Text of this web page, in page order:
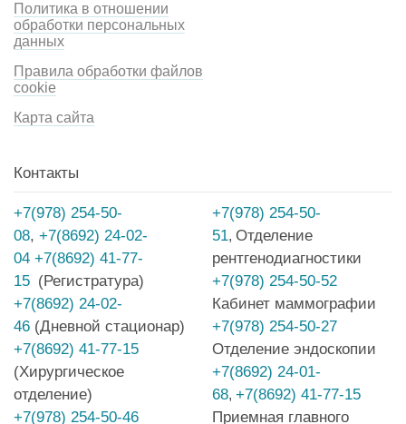
Политика в отношении
обработки персональных
данных
Правила обработки файлов
cookie
Карта сайта
Контакты
+7(978) 254-50-
08, +7(8692) 24-02-
04 +7(8692) 41-77-
15 (Регистратура)
+7(8692) 24-02-
46 (Дневной стационар)
+7(8692) 41-77-15
(Хирургическое
отделение)
+7(978) 254-50-46
+7(978) 254-50-
51, Отделение
рентгенодиагностики
+7(978) 254-50-52
Кабинет маммографии
+7(978) 254-50-27
Отделение эндоскопии
+7(8692) 24-01-
68, +7(8692) 41-77-15
Приемная главного